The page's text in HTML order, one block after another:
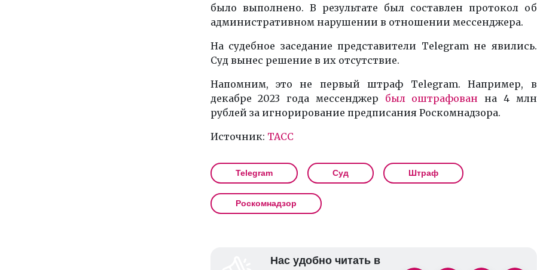
было выполнено. В результате был составлен протокол об
административном нарушении в отношении мессенджера.
На судебное заседание представители Telegram не явились.
Суд вынес решение в их отсутствие.
Напомним, это не первый штраф Telegram. Например, в
декабре 2023 года мессенджер был оштрафован на 4 млн
рублей за игнорирование предписания Роскомнадзора.
Источник: ТАСС
Telegram Суд Штраф
Роскомнадзор
Нас удобно читать в